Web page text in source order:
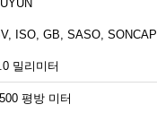
ISO, GB, SASO, SONCAP
밀리미터
평방 미터